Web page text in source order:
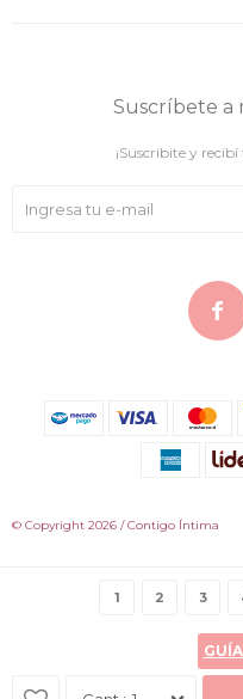
1 2 3
Suscríbete a
¡Suscribite y

© Copyright 2026 / Contigo Íntima